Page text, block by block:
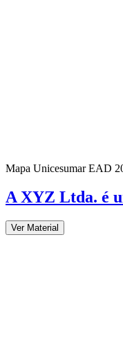
Mapa Unicesumar EAD
A XYZ Ltda. é
Ver Material